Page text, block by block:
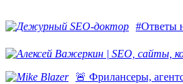
#Ответы
​🚨 Фрилансеры,